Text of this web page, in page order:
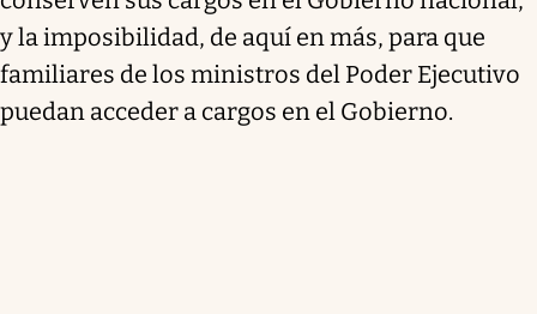
y la imposibilidad, de aquí en más, para que
familiares de los ministros del Poder Ejecutivo
puedan acceder a cargos en el Gobierno.